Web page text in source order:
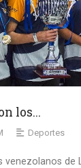
los...
Deportes
venezolanos de